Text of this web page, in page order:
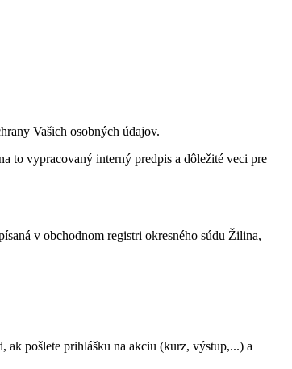
Vašich osobných údajov.
to vypracovaný interný predpis a dôležité veci pre
v obchodnom registri okresného súdu Žilina,
ak pošlete prihlášku na akciu (kurz, výstup,...) a